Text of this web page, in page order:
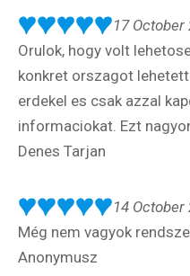
17 October
Orulok, hogy volt
konkret orszagot
erdekel es csak azzal
informaciokat. Ezt
Denes Tarjan
14 October
Még nem vagyok
Anonymusz